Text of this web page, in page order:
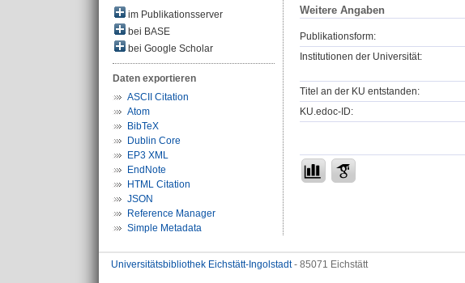
im Publikationsserver
bei BASE
bei Google Scholar
Daten exportieren
ASCII Citation
Atom
BibTeX
Dublin Core
EP3 XML
EndNote
HTML Citation
JSON
Reference Manager
Simple Metadata
Weitere Angaben
Publikationsform:
Institutionen der Universität:
Titel an der KU entstanden:
KU.edoc-ID:
Universitätsbibliothek Eichstätt-Ingolstadt- 85071 Eichstätt